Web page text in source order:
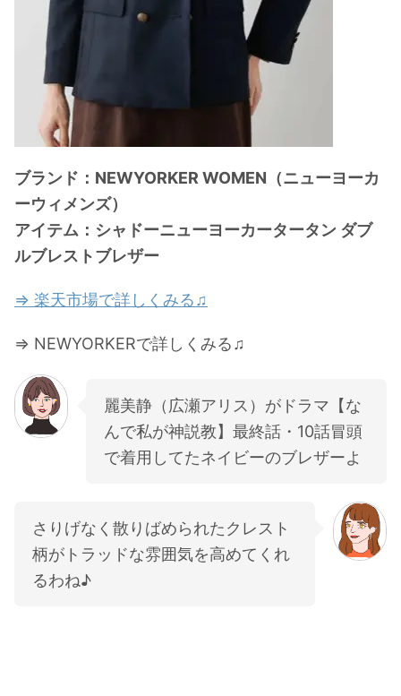
ブランド：NEWYORKER WOMEN（ニューヨーカ
ーウィメンズ）
アイテム：シャドーニューヨーカータータン ダブ
ルブレストブレザー
⇒ 楽天市場で詳しくみる♫
⇒ NEWYORKERで詳しくみる♫
麗美静（広瀬アリス）がドラマ【な
んで私が神説教】最終話・10話冒頭
で着用してたネイビーのブレザーよ
さりげなく散りばめられたクレスト
柄がトラッドな雰囲気を高めてくれ
るわね♪